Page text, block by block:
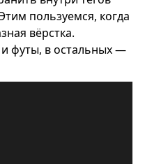
пользуемся, когда
вёрстка.
футы, в остальных —